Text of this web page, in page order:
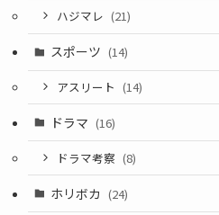
ハジマレ (21)
スポーツ (14)
アスリート (14)
ドラマ (16)
ドラマ考察 (8)
ホリボカ (24)